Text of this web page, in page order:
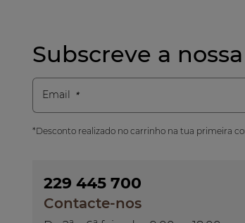
Subscreve a
Email
*Desconto realizado no carrinho na tua primeira
229 445 700
Contacte-nos